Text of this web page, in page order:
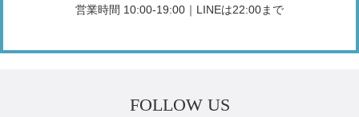
営業時間 10:00-19:00｜LINEは22:00まで
FOLLOW US